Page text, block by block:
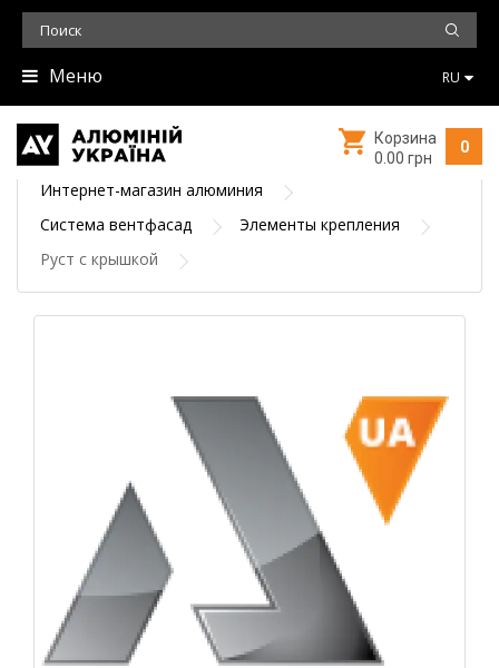
Меню RU
0
Корзина
0.00 грн
Интернет-магазин алюминия
Система вентфасад
Элементы крепления
Руст с крышкой